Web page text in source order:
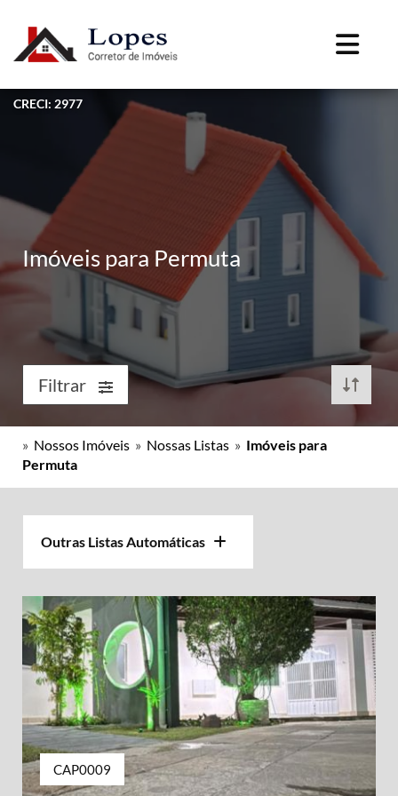
CRECI: 2977
Imóveis para Permuta
Filtrar
» Nossos Imóveis » Nossas Listas » Imóveis para
Permuta
Outras Listas Automáticas
CAP0009